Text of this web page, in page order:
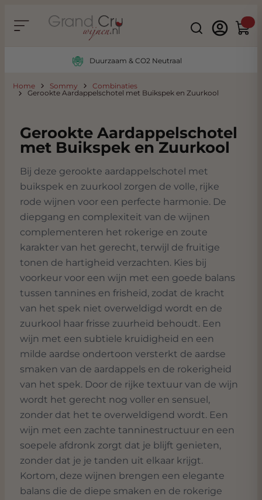
Search
Duurzaam & CO2 Neutraal
Home Sommy
Combinaties
Gerookte Aardappelschotel met Buikspek en Zuurkool
Gerookte Aardappelschotel
met Buikspek en Zuurkool
Bij deze gerookte aardappelschotel met
buikspek en zuurkool zorgen de volle, rijke
rode wijnen voor een perfecte harmonie. De
diepgang en complexiteit van de wijnen
complementeren het rokerige en zoute
karakter van het gerecht, terwijl de fruitige
tonen de hartigheid verzachten. Kies bij
voorkeur voor een wijn met een goede balans
tussen tannines en frisheid, zodat de kracht
van het spek niet overweldigd wordt en de
zuurkool haar frisse zuurheid behoudt. Een
wijn met een subtiele kruidigheid en een
milde aardse ondertoon versterkt de aardse
smaken van de aardappels en de rokerigheid
van het spek. Door de rijke textuur van de wijn
wordt het gerecht nog voller en sensuel,
zonder dat het te overweldigend wordt. Een
wijn met een zachte tanninestructuur en een
soepele afdronk zorgt dat je blijft genieten,
zonder dat je je tanden uit elkaar krijgt.
Kortom, deze wijnen brengen een elegante
balans die de diepe smaken en de rokerige